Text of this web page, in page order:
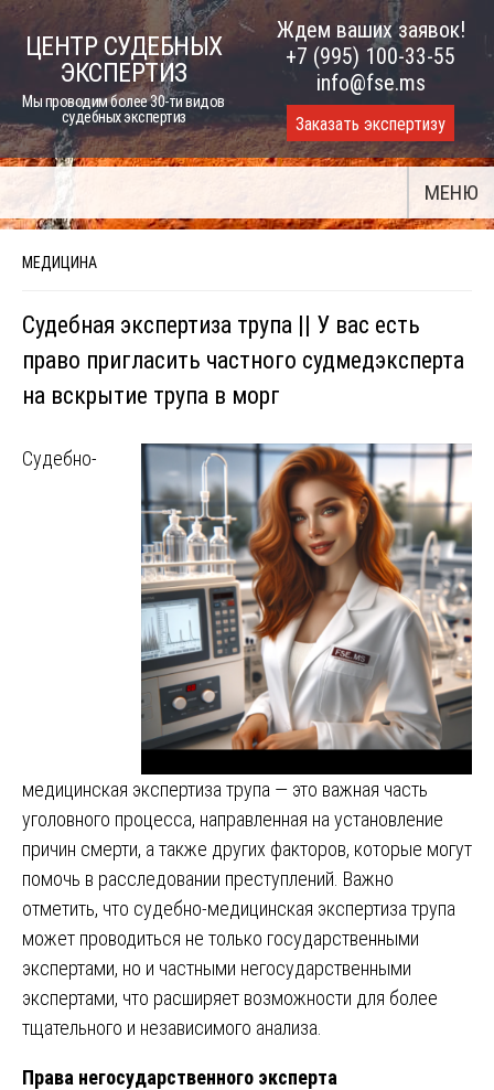
Skip
ЦЕНТР СУДЕБНЫХ
ЭКСПЕРТИЗ
Мы проводим более 30-ти видов
судебных экспертиз
Ждем ваших заявок!
+7 (995) 100-33-55
info@fse.ms
Заказать экспертизу
МЕНЮ
МЕДИЦИНА
Судебная экспертиза трупа || У вас есть
право пригласить частного судмедэксперта
на вскрытие трупа в морг
Судебно-
медицинская экспертиза трупа — это важная часть
уголовного процесса, направленная на установление
причин смерти, а также других факторов, которые могут
помочь в расследовании преступлений. Важно
отметить, что судебно-медицинская экспертиза трупа
может проводиться не только государственными
экспертами, но и частными негосударственными
экспертами, что расширяет возможности для более
тщательного и независимого анализа.
Права негосударственного эксперта